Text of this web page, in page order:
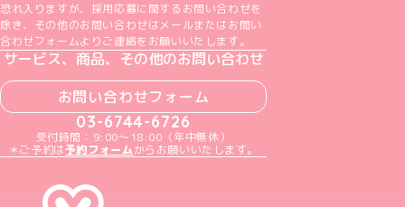
恐れ入りますが、採用応募に関するお問い合わせを
除き、その他のお問い合わせはメールまたはお問い
合わせフォームよりご連絡をお願いいたします。
サービス、商品、その他のお問い合わせ
お問い合わせフォーム
03-6744-6726
受付時間：9:00～18:00（年中無休）
＊ご予約は予約フォームからお願いいたします。